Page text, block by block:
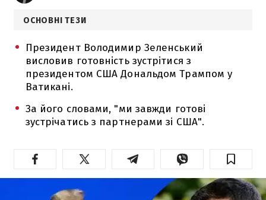
ОСНОВНІ ТЕЗИ
Президент Володимир Зеленський
висловив готовність зустрітися з
президентом США Дональдом Трампом у
Ватикані.
За його словами, "ми завжди готові
зустрічатись з партнерами зі США".